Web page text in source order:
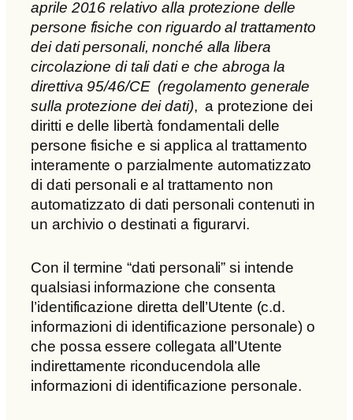
aprile 2016 relativo alla protezione delle
persone fisiche con riguardo al trattamento
dei dati personali, nonché alla libera
circolazione di tali dati e che abroga la
direttiva 95/46/CE (regolamento generale
sulla protezione dei dati), a protezione dei
diritti e delle libertà fondamentali delle
persone fisiche e si applica al trattamento
interamente o parzialmente automatizzato
di dati personali e al trattamento non
automatizzato di dati personali contenuti in
un archivio o destinati a figurarvi.
Con il termine “dati personali” si intende
qualsiasi informazione che consenta
l’identificazione diretta dell’Utente (c.d.
informazioni di identificazione personale) o
che possa essere collegata all’Utente
indirettamente riconducendola alle
informazioni di identificazione personale.